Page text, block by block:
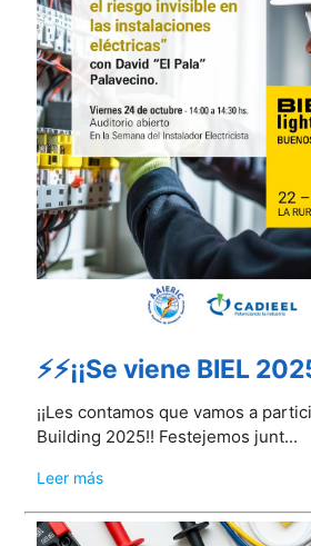
⚡⚡¡¡Se viene BIEL
¡¡Les contamos que vamos a
Building 2025!! Festejemos junt...
Leer más